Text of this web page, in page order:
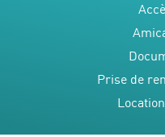
Prise de